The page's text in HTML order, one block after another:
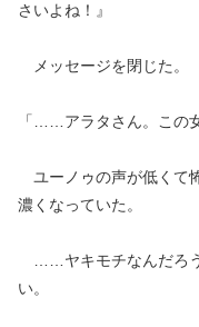
さいよね！』
メッセージを閉じた。
「……アラタさん。この
ユーノゥの声が低くて
濃くなっていた。
……ヤキモチなんだろう
い。